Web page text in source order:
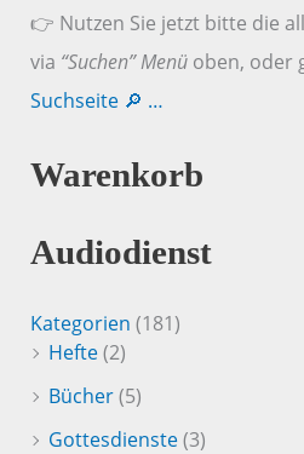
👉 Nutzen Sie jetzt bitte die
via “Suchen” Menüoben, oder
Suchseite 🔎 …
Warenkorb
Audiodienst
Kategorien (181)
Hefte(2)
Bücher(5)
Gottesdienste(3)